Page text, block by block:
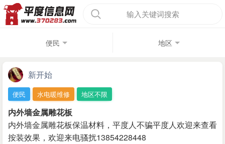
输入关键词搜索
便民 地区
新开始
便民 水电暖维修 地区不限
内外墙金属雕花板
内外墙金属雕花板保温材料，平度人不骗平度人欢迎来查看
按装效果，欢迎来电骚扰13854228448